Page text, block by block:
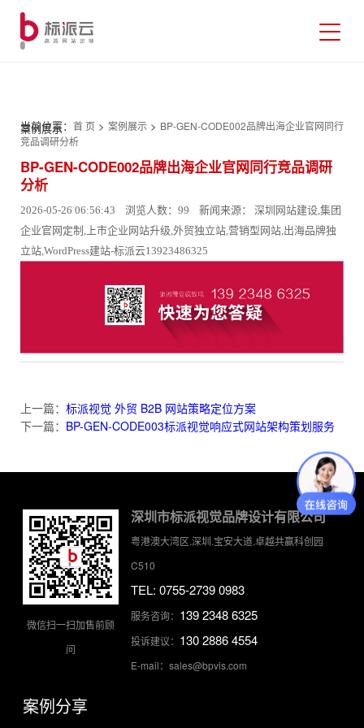
案例展示
当前位置： 首 页 > 案例展示 > BP-GEN-CODE002品牌出海企业官网同行
竞品调研分析
BP-GEN-CODE002品牌出海企业官网同行竞品调研
分析
2026-05-26 06:56:43 浏览人数：99 新闻来源： 深圳网站建设,集团
企业官网定制,上市企业网站升级,外贸独立站,营销型网站,出海品牌独
立站,WordPress建站-标派云13923486325
上一篇： 标派视觉 外贸 B2B 网站策略定位方案
下一篇： BP-GEN-CODE003标派视觉响应式网站架构策划服务
微信扫一扫加售前顾
问
深圳市标派视觉品牌设计有限公司
粤港澳大湾区.深圳.宝安大道.卓越共赢科创园
C510
TEL: 0755-2739 0983
服务咨询： 139 2348 6325
投诉建议： 130 2886 4554
E-mail：sales@bpvis.com
案例分享